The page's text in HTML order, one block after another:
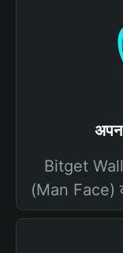
Bitget
(Man Face)